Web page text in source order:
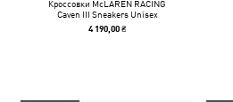
Кроссовки McLAREN RACING
Caven III Sneakers Unisex
4 190,00 ₴